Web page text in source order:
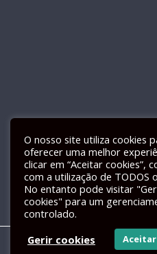
Livro de Reclamações Electrónico
O nosso site utiliza cookies
oferecer uma melhor
clicar em “Aceitar cookies”,
com a utilização de TODOS
No entanto pode visitar
cookies" para um
controlado.
Gerir cookies